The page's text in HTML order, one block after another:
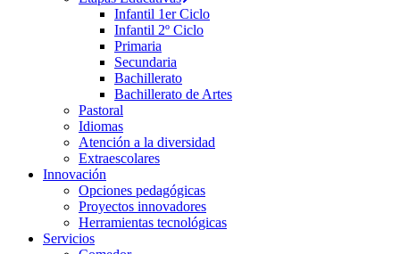
Infantil 1er Ciclo
Infantil 2º Ciclo
Primaria
Secundaria
Bachillerato
Bachillerato de Artes
Pastoral
Idiomas
Atención a la diversidad
Extraescolares
Innovación
Opciones pedagógicas
Proyectos innovadores
Herramientas tecnológicas
Servicios